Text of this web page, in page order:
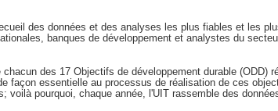
des données et des analyses les plus fiables et les
banques de développement et analystes du
des 17 Objectifs de développement durable (ODD)
façon essentielle au processus de réalisation de ces
pourquoi, chaque année, l'UIT rassemble des